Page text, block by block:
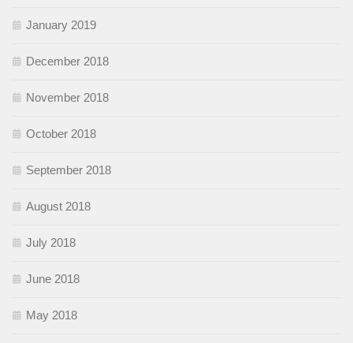
January 2019
December 2018
November 2018
October 2018
September 2018
August 2018
July 2018
June 2018
May 2018